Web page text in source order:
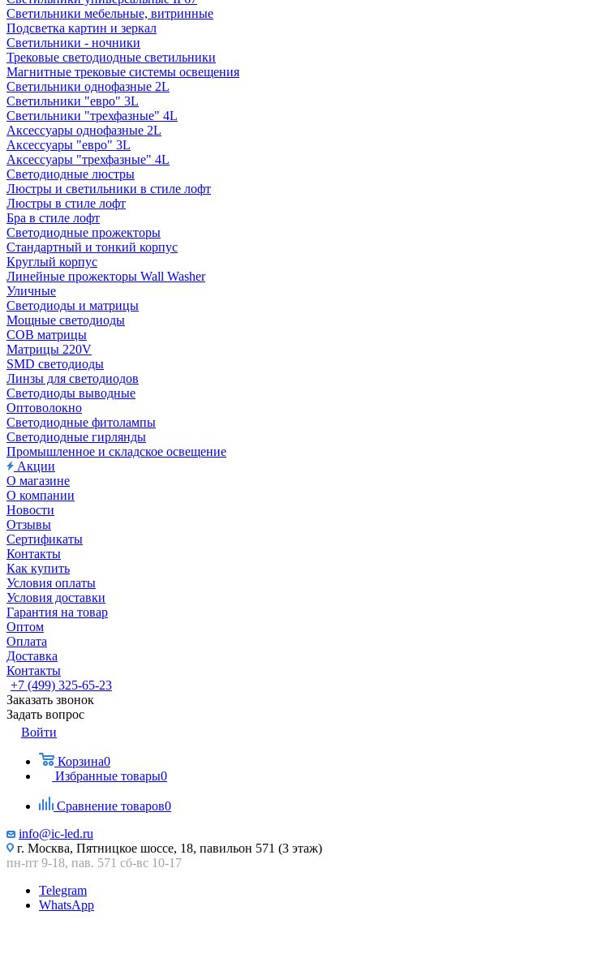
Светильники мебельные, витринные
Подсветка картин и зеркал
Светильники - ночники
Трековые светодиодные светильники
Магнитные трековые системы освещения
Светильники однофазные 2L
Светильники "евро" 3L
Светильники "трехфазные" 4L
Аксессуары однофазные 2L
Аксессуары "евро" 3L
Аксессуары "трехфазные" 4L
Светодиодные люстры
Люстры и светильники в стиле лофт
Люстры в стиле лофт
Бра в стиле лофт
Светодиодные прожекторы
Стандартный и тонкий корпус
Круглый корпус
Линейные прожекторы Wall Washer
Уличные
Светодиоды и матрицы
Мощные светодиоды
COB матрицы
Матрицы 220V
SMD светодиоды
Линзы для светодиодов
Светодиоды выводные
Оптоволокно
Светодиодные фитолампы
Светодиодные гирлянды
Промышленное и складское освещение
Акции
О магазине
О компании
Новости
Отзывы
Сертификаты
Контакты
Как купить
Условия оплаты
Условия доставки
Гарантия на товар
Оптом
Оплата
Доставка
Контакты
+7 (499) 325-65-23
Заказать звонок
Задать вопрос
Войти
Корзина0
Избранные товары0
Сравнение товаров0
info@ic-led.ru
г. Москва, Пятницкое шоссе, 18, павильон 571 (3 этаж)
пн-пт 9-18, пав. 571 сб-вс 10-17
Telegram
WhatsApp